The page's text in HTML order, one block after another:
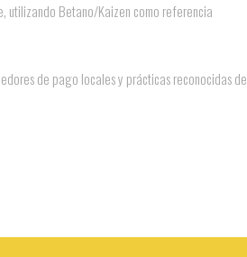
utilizando Betano/Kaizen como referencia
de pago locales y prácticas reconocidas de